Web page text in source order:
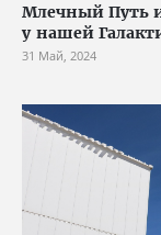
Млечный Путь
у нашей
31 Май, 2024